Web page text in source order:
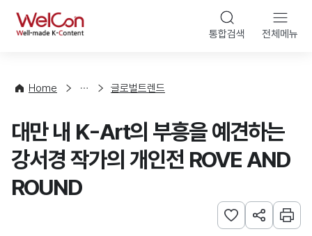
WelCon 통합검색 전체메뉴
Home
향
계
글로벌트렌드
대만 내 K-Art의 부흥을 예견하는
강서경 작가의 개인전 ROVE AND
ROUND
관심사 등록하기
URL 공유하
인쇄